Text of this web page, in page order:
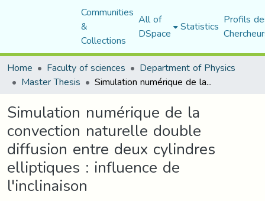
Communities
&
Collections
All of
DSpace Statistics Profils
Home
Faculty of sciences Department of Physics
Master Thesis Simulation numérique de la convection naturelle double diffusion entre deux cylindres elliptiques : influence de l'inclinaison
Simulation numérique de la
convection naturelle double
diffusion entre deux cylindres
elliptiques : influence de
l'inclinaison